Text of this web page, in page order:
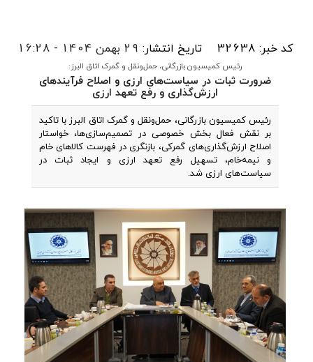
کد خبر: 32638 تاریخ انتشار: 29 بهمن 1404 - 16:28
رئیس کمیسیون بازرگانی، حمل‌ونقل و گمرک اتاق البرز:
ضرورت ثبات در سیاست‌های ارزی و اصلاح فرآیندهای
ارزش‌گذاری و رفع تعهد ارزی
رئیس کمیسیون بازرگانی، حمل‌ونقل و گمرک اتاق البرز با تاکید
بر نقش فعال بخش خصوصی در تصمیم‌سازی‌ها، خواستار
اصلاح ارزش‌گذاری‌های گمرکی، بازنگری در فهرست کالاهای خام
و نیمه‌خام، تسهیل رفع تعهد ارزی و ایجاد ثبات در
سیاست‌های ارزی شد.